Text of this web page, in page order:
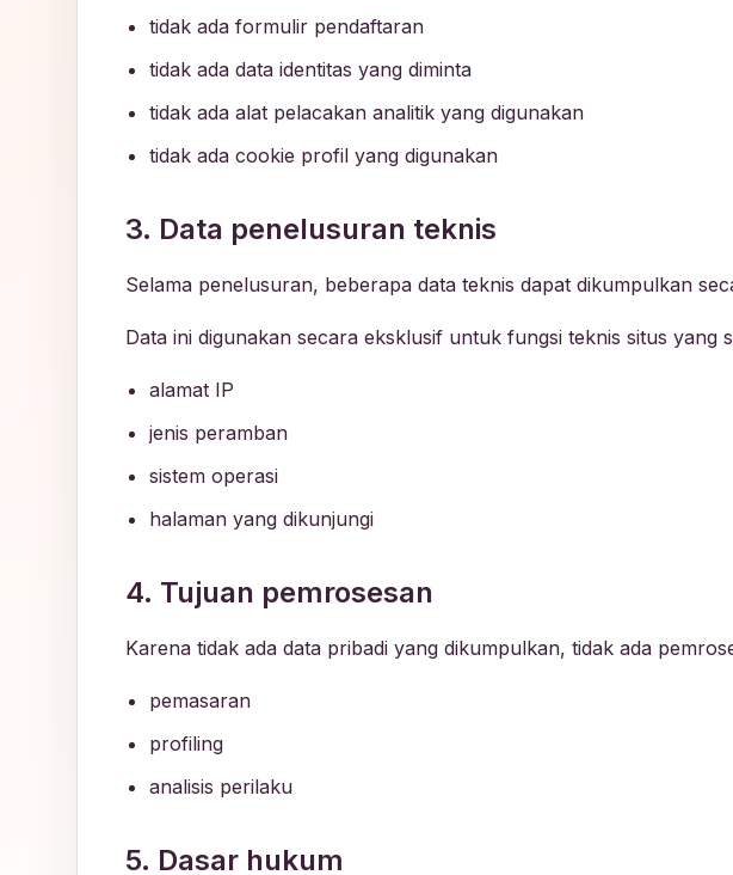
tidak ada formulir pendaftaran
tidak ada data identitas yang diminta
tidak ada alat pelacakan analitik yang digunakan
tidak ada cookie profil yang digunakan
3. Data penelusuran teknis
Selama penelusuran, beberapa data teknis dapat dikumpulkan
Data ini digunakan secara eksklusif untuk fungsi teknis situs yang
alamat IP
jenis peramban
sistem operasi
halaman yang dikunjungi
4. Tujuan pemrosesan
Karena tidak ada data pribadi yang dikumpulkan, tidak ada
pemasaran
profiling
analisis perilaku
5. Dasar hukum